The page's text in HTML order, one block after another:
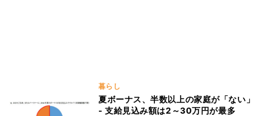
暮らし
夏ボーナス、半数以上の家庭が「ない」
- 支給見込み額は2～30万円が最多